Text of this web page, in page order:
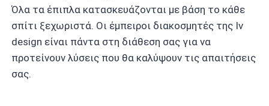
Όλα τα έπιπλα κατασκευάζονται με βάση το κάθε
σπίτι ξεχωριστά. Οι έμπειροι διακοσμητές της Iv
design είναι πάντα στη διάθεση σας για να
προτείνουν λύσεις που θα καλύψουν τις απαιτήσεις
σας.